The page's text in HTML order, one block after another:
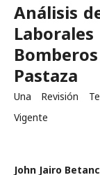
Análisis
Pastaza
Una Revisión
Vigente
John Jairo